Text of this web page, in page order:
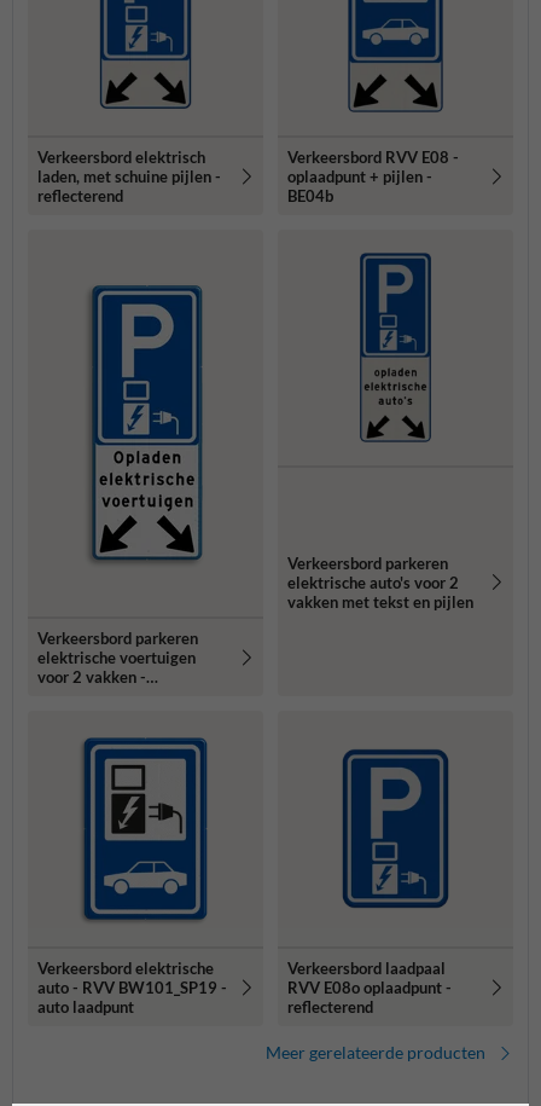
Verkeersbord elektrisch
laden, met schuine pijlen -
reflecterend
Verkeersbord RVV E08 -
oplaadpunt + pijlen -
BE04b
Verkeersbord parkeren
elektrische voertuigen
voor 2 vakken -
Verkeersbord parkeren
elektrische auto's voor 2
vakken met tekst en pijlen
Verkeersbord elektrische
auto - RVV BW101_SP19 -
auto laadpunt
Verkeersbord laadpaal
RVV E08o oplaadpunt -
reflecterend
Meer gerelateerde producten